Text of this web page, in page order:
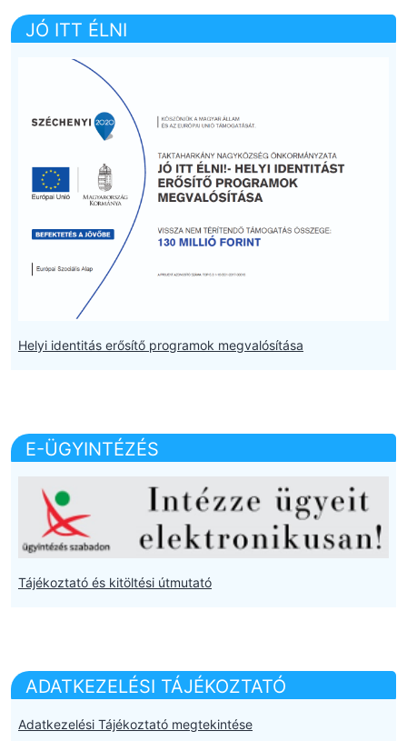
JÓ ITT ÉLNI
Helyi identitás erősítő programok megvalósítása
E-ÜGYINTÉZÉS
Tájékoztató és kitöltési útmutató
ADATKEZELÉSI TÁJÉKOZTATÓ
Adatkezelési Tájékoztató megtekintése